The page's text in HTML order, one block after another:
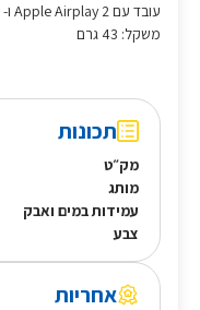
עובד עם Apple Airplay 2 ו- SONOS APP
משקל: 43 גרם
תכונות
מק״ט
מותג
עמידות במים ואבק
צבע
אחריות